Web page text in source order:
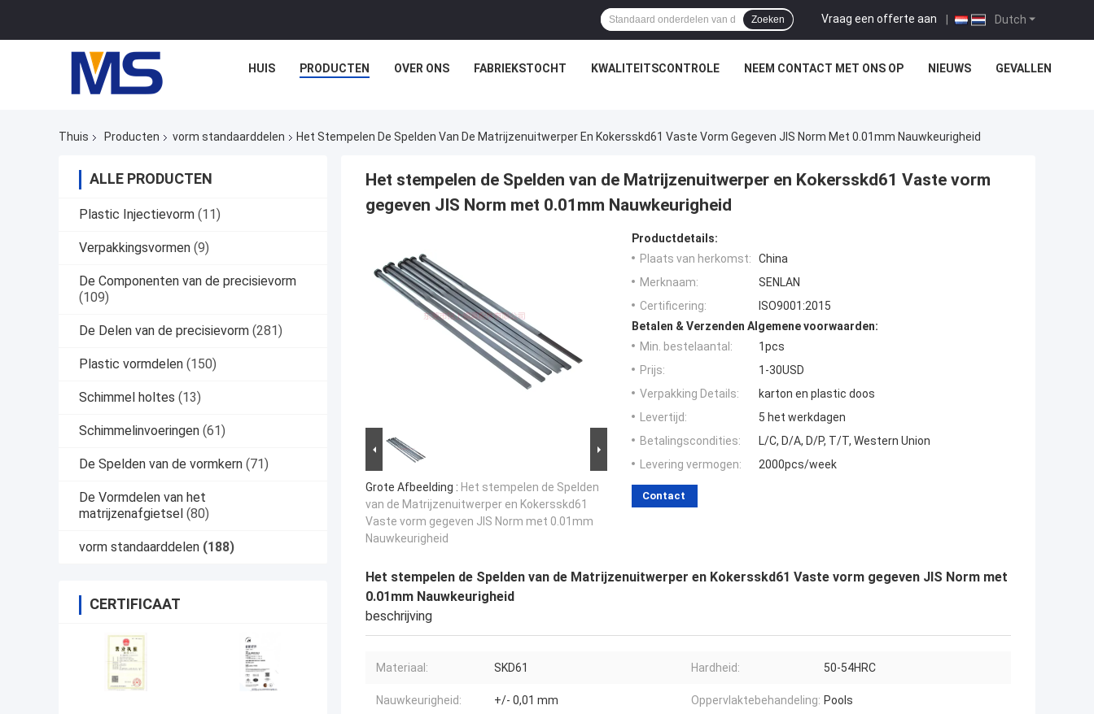
Dutch
Vraag een offerte aan |
Zoeken
HUIS PRODUCTEN OVER ONS FABRIEKSTOCHT KWALITEITSCONTROLE NEEM CONTACT MET ONS OP NIEUWS GEVALLEN
Thuis Producten vorm standaarddelen Het Stempelen De Spelden Van De Matrijzenuitwerper En Kokersskd61 Vaste Vorm Gegeven JIS Norm Met 0.01mm Nauwkeurigheid
ALLE PRODUCTEN
Plastic Injectievorm (11)
Verpakkingsvormen (9)
De Componenten van de precisievorm
(109)
De Delen van de precisievorm (281)
Plastic vormdelen (150)
Schimmel holtes (13)
Schimmelinvoeringen (61)
De Spelden van de vormkern (71)
De Vormdelen van het
matrijzenafgietsel (80)
vorm standaarddelen (188)
CERTIFICAAT
Het stempelen de Spelden van de Matrijzenuitwerper en Kokersskd61 Vaste vorm
gegeven JIS Norm met 0.01mm Nauwkeurigheid
Grote Afbeelding : Het stempelen de Spelden
van de Matrijzenuitwerper en Kokersskd61
Vaste vorm gegeven JIS Norm met 0.01mm
Nauwkeurigheid
Productdetails:
Plaats van herkomst:
China
Merknaam:
SENLAN
Certificering:
ISO9001:2015
Betalen & Verzenden Algemene voorwaarden:
Min. bestelaantal:
1pcs
Prijs:
1-30USD
Verpakking Details:
karton en plastic doos
Levertijd:
5 het werkdagen
Betalingscondities:
L/C, D/A, D/P, T/T, Western Union
Levering vermogen:
2000pcs/week
Contact
Het stempelen de Spelden van de Matrijzenuitwerper en Kokersskd61 Vaste vorm gegeven JIS Norm met
0.01mm Nauwkeurigheid
beschrijving
Materiaal: SKD61 Hardheid: 50-54HRC
Nauwkeurigheid: +/- 0,01 mm Oppervlaktebehandeling: Pools